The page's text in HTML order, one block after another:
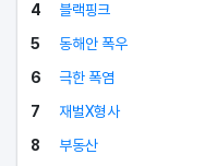
4 블랙핑크
5 동해안 폭우
6 극한 폭염
7 재벌X형사
8 부동산